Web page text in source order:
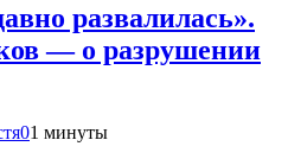
развалилась».
— о разрушении
01 минуты